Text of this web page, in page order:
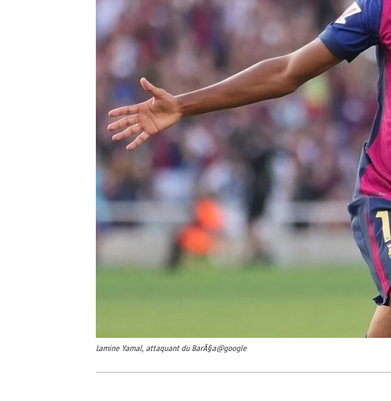
Lamine Yamal, attaquant du BarÃ§a@google